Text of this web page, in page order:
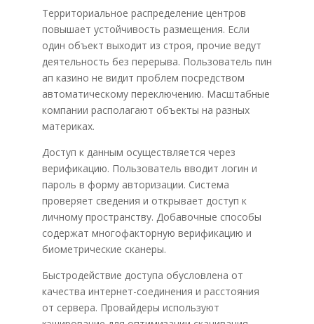
Территориальное распределение центров
повышает устойчивость размещения. Если
один объект выходит из строя, прочие ведут
деятельность без перерыва. Пользователь пин
ап казино не видит проблем посредством
автоматическому переключению. Масштабные
компании располагают объекты на разных
материках.
Доступ к данным осуществляется через
верификацию. Пользователь вводит логин и
пароль в форму авторизации. Система
проверяет сведения и открывает доступ к
личному пространству. Добавочные способы
содержат многофакторную верификацию и
биометрические сканеры.
Быстродействие доступа обусловлена от
качества интернет-соединения и расстояния
от сервера. Провайдеры используют